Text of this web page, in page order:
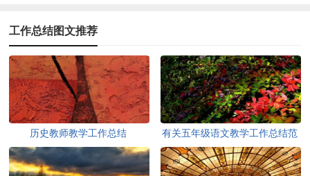
工作总结图文推荐
历史教师教学工作总结
有关五年级语文教学工作总结范
文